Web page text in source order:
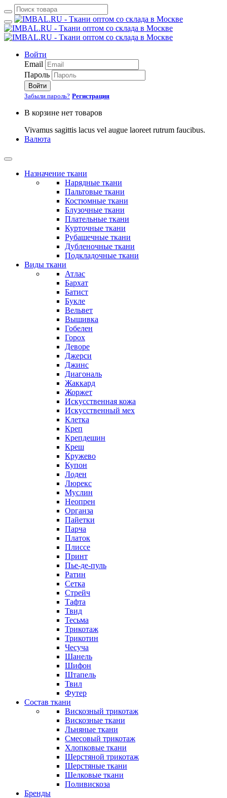
Войти
Email
Пароль
Войти
Забыли пароль? Регистрация
В корзине нет товаров
Vivamus sagittis lacus vel augue laoreet rutrum faucibus.
Валюта
Назначение ткани
Нарядные ткани
Пальтовые ткани
Костюмные ткани
Блузочные ткани
Плательные ткани
Курточные ткани
Рубашечные ткани
Дубленочные ткани
Подкладочные ткани
Виды ткани
Атлас
Бархат
Батист
Букле
Вельвет
Вышивка
Гобелен
Горох
Деворе
Джерси
Джинс
Диагональ
Жаккард
Жоржет
Искусственная кожа
Искусственный мех
Клетка
Креп
Крепдешин
Креш
Кружево
Купон
Лоден
Люрекс
Муслин
Неопрен
Органза
Пайетки
Парча
Платок
Плиссе
Принт
Пье-де-пуль
Ратин
Сетка
Стрейч
Тафта
Твид
Тесьма
Трикотаж
Трикотин
Чесуча
Шанель
Шифон
Штапель
Твил
Футер
Состав ткани
Вискозный трикотаж
Вискозные ткани
Льняные ткани
Смесовый трикотаж
Хлопковые ткани
Шерстяной трикотаж
Шерстяные ткани
Шелковые ткани
Поливискоза
Бренды